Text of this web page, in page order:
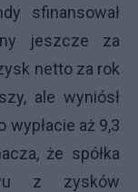
sfinansował
jeszcze za
netto za rok
ale wyniósł
wypłacie aż 9,3
że spółka
z zysków